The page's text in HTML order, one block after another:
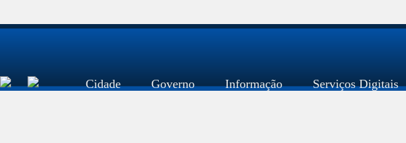
Cidade Governo Informação Serviços Digitais